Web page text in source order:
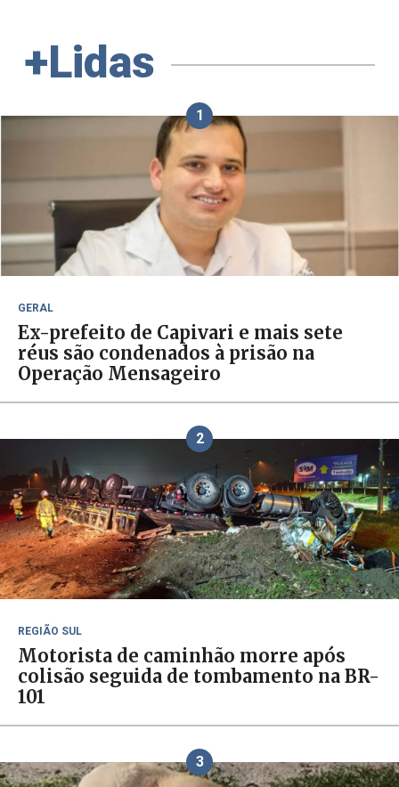
+Lidas
1
GERAL
Ex-prefeito de Capivari e mais sete
réus são condenados à prisão na
Operação Mensageiro
2
REGIÃO SUL
Motorista de caminhão morre após
colisão seguida de tombamento na BR-
101
3